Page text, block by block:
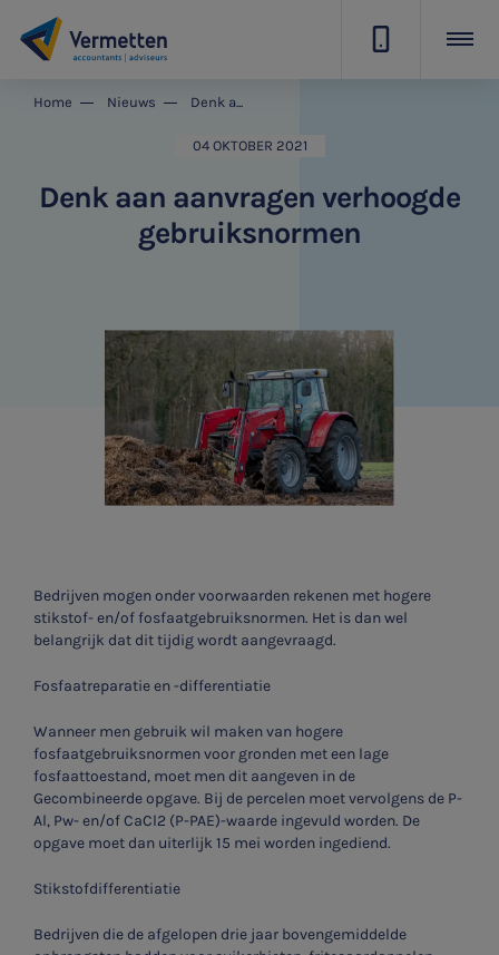
Home Nieuws Denk aan aanvragen verhoogde gebruiksnormen
04 OKTOBER 2021
Denk aan aanvragen verhoogde
gebruiksnormen
Bedrijven mogen onder voorwaarden rekenen met hogere
stikstof- en/of fosfaatgebruiksnormen. Het is dan wel
belangrijk dat dit tijdig wordt aangevraagd.
Fosfaatreparatie en -differentiatie
Wanneer men gebruik wil maken van hogere
fosfaatgebruiksnormen voor gronden met een lage
fosfaattoestand, moet men dit aangeven in de
Gecombineerde opgave. Bij de percelen moet vervolgens de P-
Al, Pw- en/of CaCl2 (P-PAE)-waarde ingevuld worden. De
opgave moet dan uiterlijk 15 mei worden ingediend.
Stikstofdifferentiatie
Bedrijven die de afgelopen drie jaar bovengemiddelde